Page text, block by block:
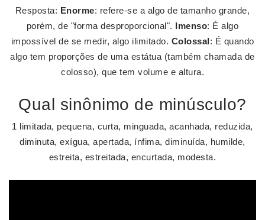
Resposta: Enorme: refere-se a algo de tamanho grande,
porém, de "forma desproporcional". Imenso: É algo
impossível de se medir, algo ilimitado. Colossal: É quando
algo tem proporções de uma estátua (também chamada de
colosso), que tem volume e altura.
Qual sinônimo de minúsculo?
1 limitada, pequena, curta, minguada, acanhada, reduzida,
diminuta, exígua, apertada, ínfima, diminuída, humilde,
estreita, estreitada, encurtada, modesta.